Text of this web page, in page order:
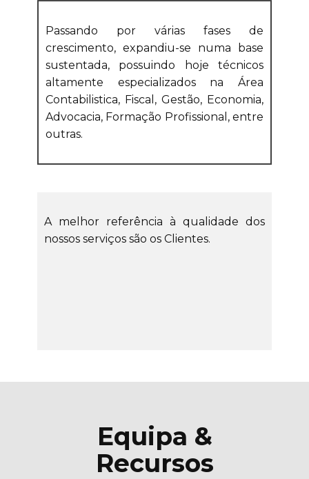
Passando por várias fases de
crescimento, expandiu-se numa base
sustentada, possuindo hoje técnicos
altamente especializados na Área
Contabilistica, Fiscal, Gestão, Economia,
Advocacia, Formação Profissional, entre
outras.
A melhor referência à qualidade dos
nossos serviços são os Clientes.
Equipa &
Recursos